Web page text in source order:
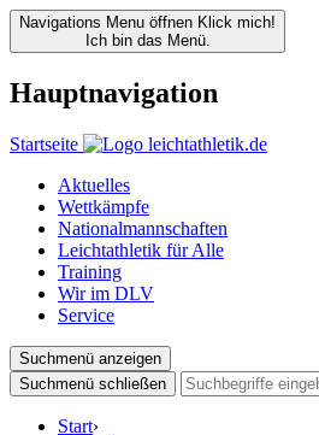
Navigations Menu öffnen Klick mich!
Ich bin das Menü.
Hauptnavigation
Startseite
Aktuelles
Wettkämpfe
Nationalmannschaften
Leichtathletik für Alle
Training
Wir im DLV
Service
Suchmenü anzeigen
Suchmenü schließen
Start›